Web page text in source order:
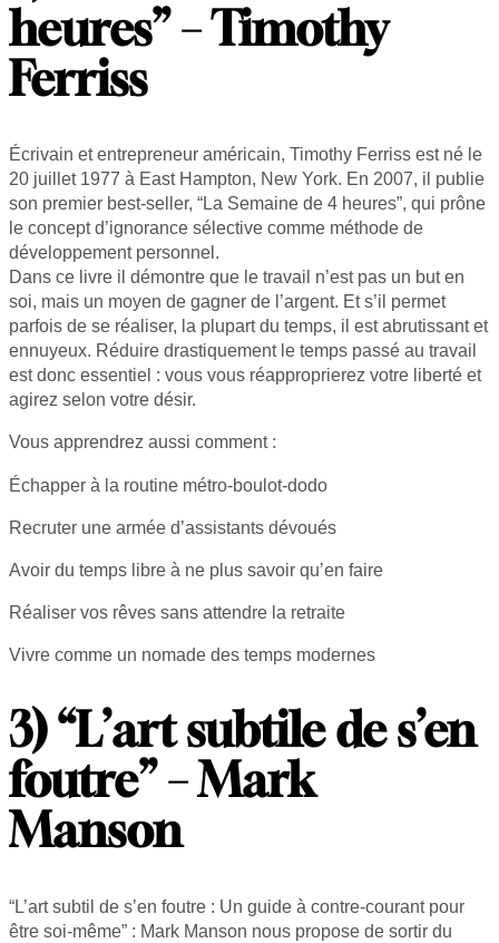
heures” – Timothy
Ferriss
Écrivain et entrepreneur américain, Timothy Ferriss est né le
20 juillet 1977 à East Hampton, New York. En 2007, il publie
son premier best-seller, “La Semaine de 4 heures”, qui prône
le concept d’ignorance sélective comme méthode de
développement personnel.
Dans ce livre il démontre que le travail n’est pas un but en
soi, mais un moyen de gagner de l’argent. Et s’il permet
parfois de se réaliser, la plupart du temps, il est abrutissant et
ennuyeux. Réduire drastiquement le temps passé au travail
est donc essentiel : vous vous réapproprierez votre liberté et
agirez selon votre désir.
Vous apprendrez aussi comment :
Échapper à la routine métro-boulot-dodo
Recruter une armée d’assistants dévoués
Avoir du temps libre à ne plus savoir qu’en faire
Réaliser vos rêves sans attendre la retraite
Vivre comme un nomade des temps modernes
3) “L’art subtile de s’en
foutre” – Mark
Manson
“L’art subtil de s’en foutre : Un guide à contre-courant pour
être soi-même” : Mark Manson nous propose de sortir du